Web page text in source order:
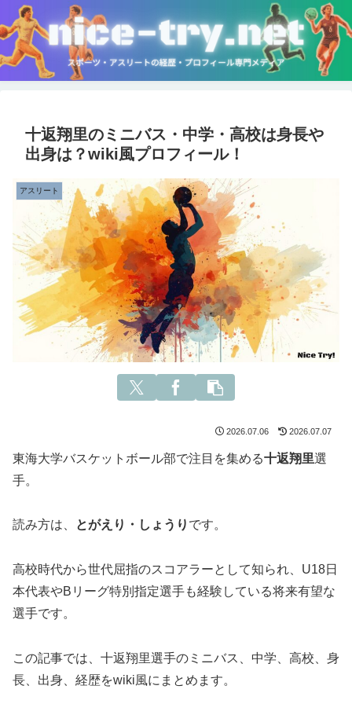
十返翔里のミニバス・中学・高校は身長や
出身は？wiki風プロフィール！
アスリート
2026.07.06 2026.07.07
東海大学バスケットボール部で注目を集める十返翔里選
手。
読み方は、 とがえり・しょうり です。
高校時代から世代屈指のスコアラーとして知られ、U18日
本代表やBリーグ特別指定選手も経験している将来有望な
選手です。
この記事では、十返翔里選手のミニバス、中学、高校、身
長、出身、経歴をwiki風にまとめます。